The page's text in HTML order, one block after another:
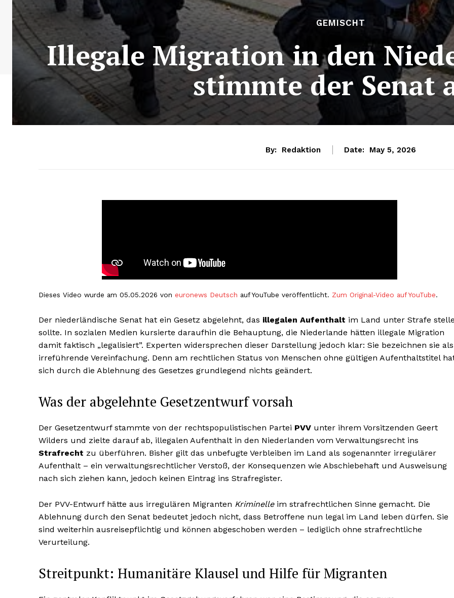
GEMISCHT
Illegale Migration in den
stimmte der Senat
By: Redaktion Date: May 5, 2026
Dieses Video wurde am 05.05.2026 von euronews Deutsch auf YouTube veröffentlicht. Zum Original-Video auf YouTube.
Der niederländische Senat hat ein Gesetz abgelehnt, das illegalen Aufenthalt im Land unter Strafe
sollte. In sozialen Medien kursierte daraufhin die Behauptung, die Niederlande hätten illegale Migration
damit faktisch „legalisiert”. Experten widersprechen dieser Darstellung jedoch klar: Sie bezeichnen sie als
irreführende Vereinfachung. Denn am rechtlichen Status von Menschen ohne gültigen Aufenthaltstitel
sich durch die Ablehnung des Gesetzes grundlegend nichts geändert.
Was der abgelehnte Gesetzentwurf vorsah
Der Gesetzentwurf stammte von der rechtspopulistischen Partei PVV unter ihrem Vorsitzenden Geert
Wilders und zielte darauf ab, illegalen Aufenthalt in den Niederlanden vom Verwaltungsrecht ins
Strafrecht zu überführen. Bisher gilt das unbefugte Verbleiben im Land als sogenannter irregulärer
Aufenthalt – ein verwaltungsrechtlicher Verstoß, der Konsequenzen wie Abschiebehaft und Ausweisung
nach sich ziehen kann, jedoch keinen Eintrag ins Strafregister.
Der PVV-Entwurf hätte aus irregulären Migranten Kriminelleim strafrechtlichen Sinne gemacht. Die
Ablehnung durch den Senat bedeutet jedoch nicht, dass Betroffene nun legal im Land leben dürfen. Sie
sind weiterhin ausreisepflichtig und können abgeschoben werden – lediglich ohne strafrechtliche
Verurteilung.
Streitpunkt: Humanitäre Klausel und Hilfe für Migranten